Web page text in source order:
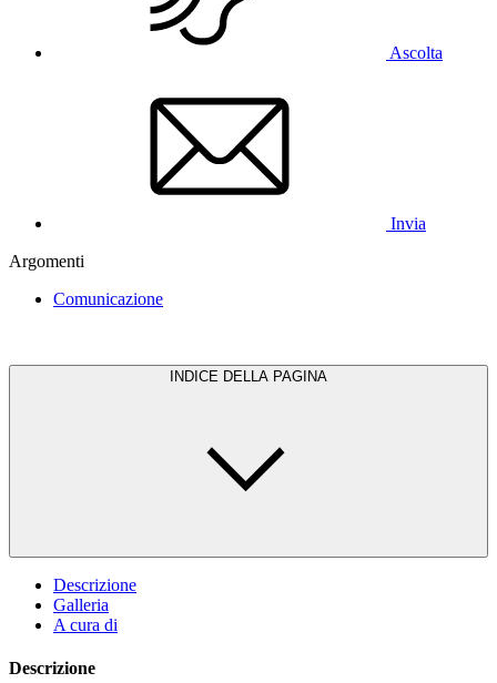
Ascolta
Invia
Argomenti
Comunicazione
INDICE DELLA PAGINA
Descrizione
Galleria
A cura di
Descrizione